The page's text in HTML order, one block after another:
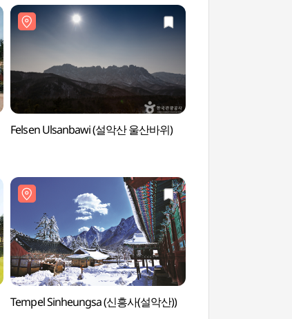
Felsen Ulsanbawi (설악산 울산바위)
Tempel Sinheungsa (신흥사(설악산))